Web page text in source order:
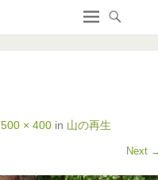
500 × 400 in 山の再生
Next